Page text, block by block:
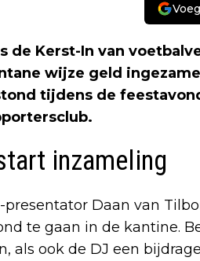
de Kerst-In van
wijze geld
tijdens de
inzameling
Daan van
te gaan in de kantine.
als ook de DJ een